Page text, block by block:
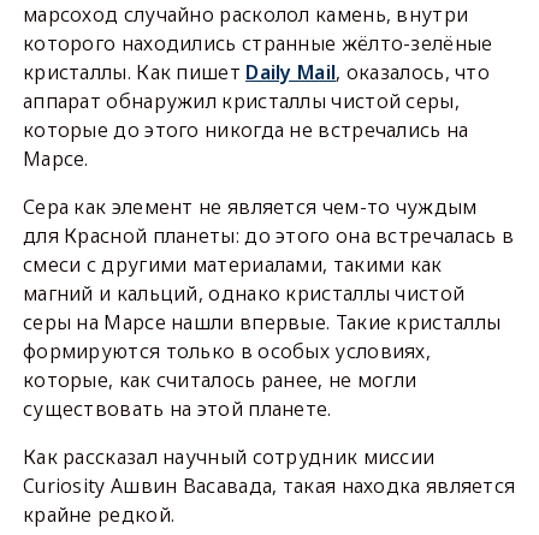
марсоход случайно расколол камень, внутри
которого находились странные жёлто-зелёные
кристаллы. Как пишет Daily Mail, оказалось, что
аппарат обнаружил кристаллы чистой серы,
которые до этого никогда не встречались на
Марсе.
Сера как элемент не является чем-то чуждым
для Красной планеты: до этого она встречалась в
смеси с другими материалами, такими как
магний и кальций, однако кристаллы чистой
серы на Марсе нашли впервые. Такие кристаллы
формируются только в особых условиях,
которые, как считалось ранее, не могли
существовать на этой планете.
Как рассказал научный сотрудник миссии
Curiosity Ашвин Васавада, такая находка является
крайне редкой.